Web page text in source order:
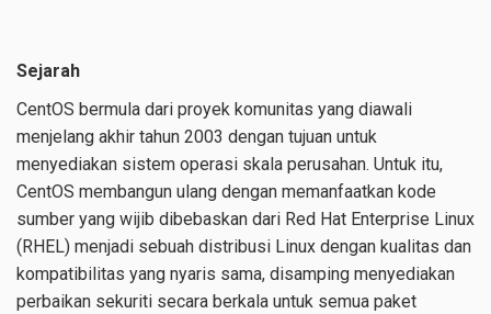
Sejarah
CentOS bermula dari proyek komunitas yang diawali
menjelang akhir tahun 2003 dengan tujuan untuk
menyediakan sistem operasi skala perusahan. Untuk itu,
CentOS membangun ulang dengan memanfaatkan kode
sumber yang wijib dibebaskan dari Red Hat Enterprise Linux
(RHEL) menjadi sebuah distribusi Linux dengan kualitas dan
kompatibilitas yang nyaris sama, disamping menyediakan
perbaikan sekuriti secara berkala untuk semua paket